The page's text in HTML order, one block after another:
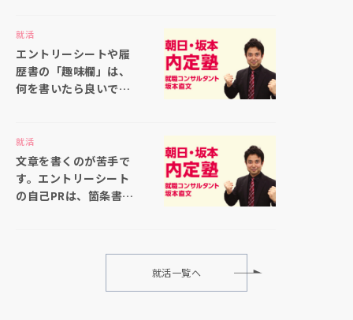
ても大丈夫ですか
就活
エントリーシートや履
歴書の「趣味欄」は、
何を書いたら良いでし
就活
文章を書くのが苦手で
す。エントリーシート
の自己PRは、箇条書き
就活一覧へ